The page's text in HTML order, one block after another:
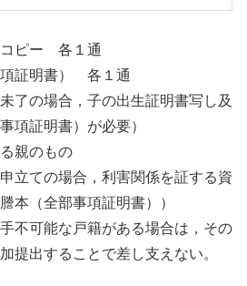
コピー 各１通
項証明書） 各１通
了の場合，子の出生証明書写し及
事項証明書）が必要）
る親のもの
立ての場合，利害関係を証する資
謄本（全部事項証明書））
不可能な戸籍がある場合は，その
提出することで差し支えない。